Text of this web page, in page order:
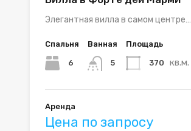
Элегантная вилла в самом центре…
Спальня
6
Ванная
5
Площадь
370 кв.м.
Аренда
Цена по запросу